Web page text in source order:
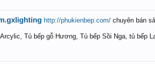
http://phukienbep.com/ chuyên bán
Tủ bếp gỗ Hương, Tủ bếp Sồi Nga, tủ bếp